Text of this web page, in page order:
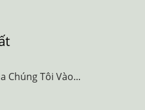
Chúng Tôi Vào...